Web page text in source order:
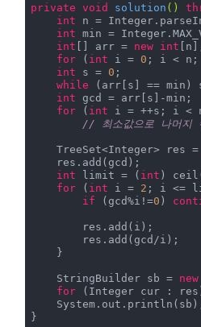
private void solution ()
int n =
int
int [] arr = new int
for ( int i = 0 ; i < n;
int s = 0 ;
while (arr[s] == min)
int gcd = arr[s]-min;
for ( int i = ++s; i <
// 최소값으로 나머지
    TreeSet<Integer> res =
    res.add(gcd);
int limit = ( int )
for ( int i = 2
if (gcd%i!=0 )
        res.add(i);
        res.add(gcd/i);
    }
    StringBuilder sb =
new
for (Integer cur : res)
}